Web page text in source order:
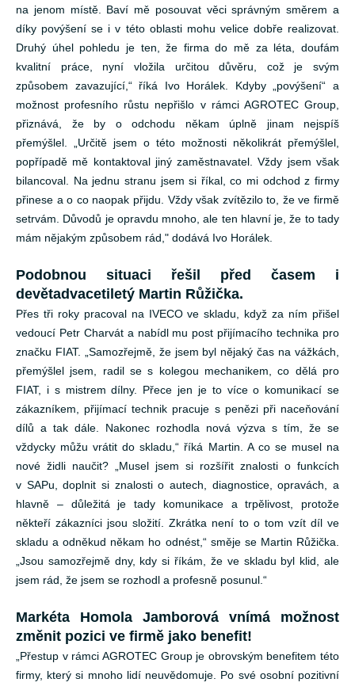
na jenom místě. Baví mě posouvat věci správným směrem a
díky povýšení se i v této oblasti mohu velice dobře realizovat.
Druhý úhel pohledu je ten, že firma do mě za léta, doufám
kvalitní práce, nyní vložila určitou důvěru, což je svým
způsobem zavazující,“ říká Ivo Horálek. Kdyby „povýšení“ a
možnost profesního růstu nepřišlo v rámci AGROTEC Group,
přiznává, že by o odchodu někam úplně jinam nejspíš
přemýšlel. „Určitě jsem o této možnosti několikrát přemýšlel,
popřípadě mě kontaktoval jiný zaměstnavatel. Vždy jsem však
bilancoval. Na jednu stranu jsem si říkal, co mi odchod z firmy
přinese a o co naopak přijdu. Vždy však zvítězilo to, že ve firmě
setrvám. Důvodů je opravdu mnoho, ale ten hlavní je, že to tady
mám nějakým způsobem rád," dodává Ivo Horálek.
Podobnou situaci řešil před časem i
devětadvacetiletý Martin Růžička.
Přes tři roky pracoval na IVECO ve skladu, když za ním přišel
vedoucí Petr Charvát a nabídl mu post přijímacího technika pro
značku FIAT. „Samozřejmě, že jsem byl nějaký čas na vážkách,
přemýšlel jsem, radil se s kolegou mechanikem, co dělá pro
FIAT, i s mistrem dílny. Přece jen je to více o komunikací se
zákazníkem, přijímací technik pracuje s penězi při naceňování
dílů a tak dále. Nakonec rozhodla nová výzva s tím, že se
vždycky můžu vrátit do skladu,“ říká Martin. A co se musel na
nové židli naučit? „Musel jsem si rozšířit znalosti o funkcích
v SAPu, doplnit si znalosti o autech, diagnostice, opravách, a
hlavně – důležitá je tady komunikace a trpělivost, protože
někteří zákazníci jsou složití. Zkrátka není to o tom vzít díl ve
skladu a odněkud někam ho odnést,“ směje se Martin Růžička.
„Jsou samozřejmě dny, kdy si říkám, že ve skladu byl klid, ale
jsem rád, že jsem se rozhodl a profesně posunul.“
Markéta Homola Jamborová vnímá možnost
změnit pozici ve firmě jako benefit!
„Přestup v rámci AGROTEC Group je obrovským benefitem této
firmy, který si mnoho lidí neuvědomuje. Po své osobní pozitivní